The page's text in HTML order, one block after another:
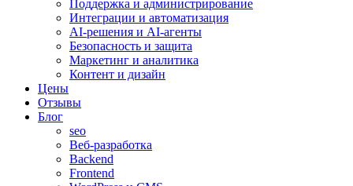
Поддержка и администрирование
Интеграции и автоматизация
AI-решения и AI-агенты
Безопасность и защита
Маркетинг и аналитика
Контент и дизайн
Цены
Отзывы
Блог
seo
Веб-разработка
Backend
Frontend